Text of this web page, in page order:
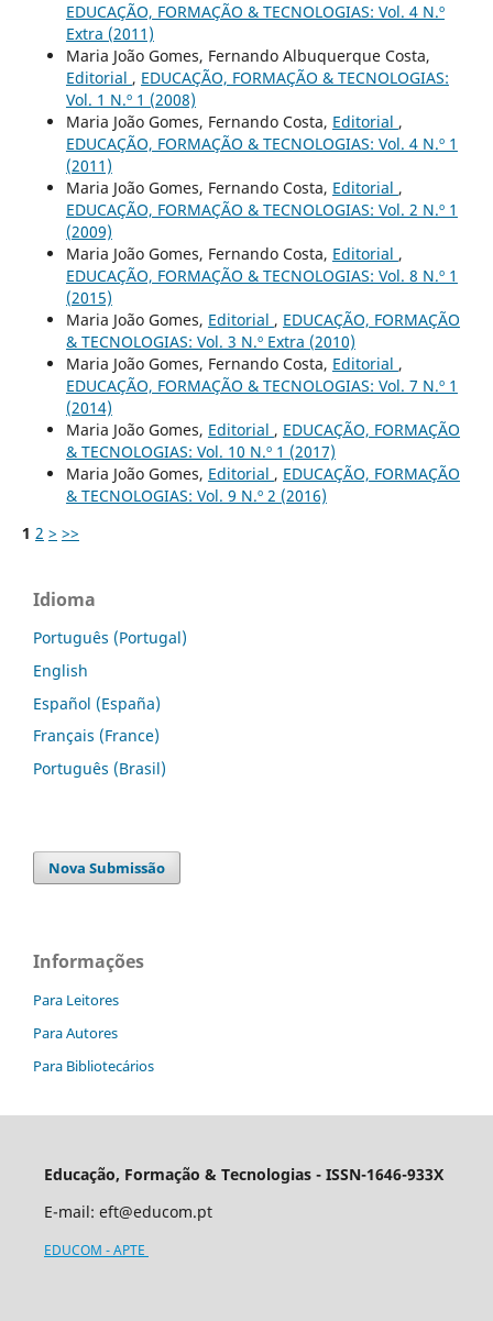
EDUCAÇÃO, FORMAÇÃO & TECNOLOGIAS: Vol. 4 N.º
Extra (2011)
Maria João Gomes, Fernando Albuquerque Costa,
Editorial , EDUCAÇÃO, FORMAÇÃO & TECNOLOGIAS:
Vol. 1 N.º 1 (2008)
Maria João Gomes, Fernando Costa, Editorial ,
EDUCAÇÃO, FORMAÇÃO & TECNOLOGIAS: Vol. 4 N.º 1
(2011)
Maria João Gomes, Fernando Costa, Editorial ,
EDUCAÇÃO, FORMAÇÃO & TECNOLOGIAS: Vol. 2 N.º 1
(2009)
Maria João Gomes, Fernando Costa, Editorial ,
EDUCAÇÃO, FORMAÇÃO & TECNOLOGIAS: Vol. 8 N.º 1
(2015)
Maria João Gomes, Editorial , EDUCAÇÃO, FORMAÇÃO
& TECNOLOGIAS: Vol. 3 N.º Extra (2010)
Maria João Gomes, Fernando Costa, Editorial ,
EDUCAÇÃO, FORMAÇÃO & TECNOLOGIAS: Vol. 7 N.º 1
(2014)
Maria João Gomes, Editorial , EDUCAÇÃO, FORMAÇÃO
& TECNOLOGIAS: Vol. 10 N.º 1 (2017)
Maria João Gomes, Editorial , EDUCAÇÃO, FORMAÇÃO
& TECNOLOGIAS: Vol. 9 N.º 2 (2016)
1 2 > >>
Idioma
Português (Portugal)
English
Español (España)
Français (France)
Português (Brasil)
Nova Submissão
Informações
Para Leitores
Para Autores
Para Bibliotecários
Educação, Formação & Tecnologias - ISSN-1646-933X
E-mail: eft@educom.pt
EDUCOM - APTE